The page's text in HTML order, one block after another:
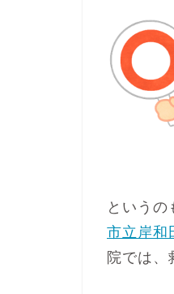
というの
市立岸和
院では、